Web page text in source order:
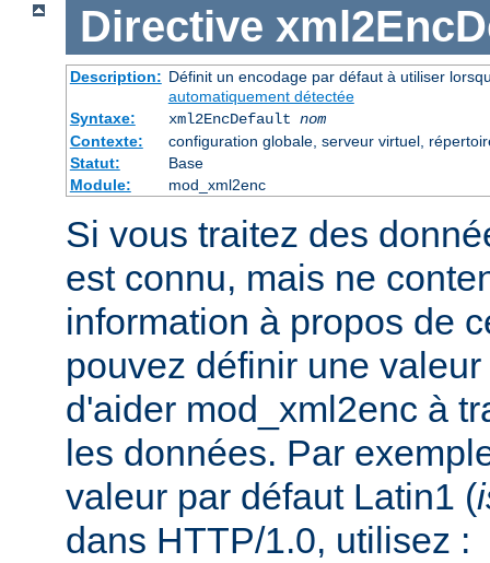
Directive
Description: Définit un encodage par défaut à utiliser
automatiquement détectée
Syntaxe:
xml2EncDefault nom
Contexte:
configuration globale, serveur virtuel,
Statut:
Base
Module:
mod_xml2enc
Si vous traitez des
est connu, mais ne
information à propos de
pouvez définir une
d'aider mod_xml2enc à
les données. Par
valeur par défaut Latin1 (
dans HTTP/1.0, utilisez :